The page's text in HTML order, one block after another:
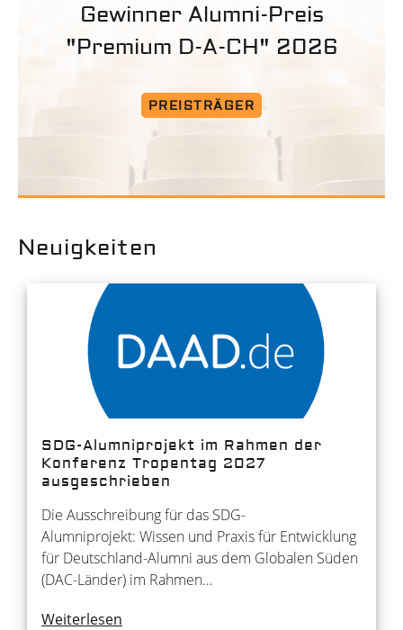
Gewinner Alumni-Preis
"Premium D-A-CH" 2026
PREISTRÄGER
Neuigkeiten
SDG-Alumniprojekt im Rahmen der
Konferenz Tropentag 2027
ausgeschrieben
Die Ausschreibung für das SDG-
Alumniprojekt: Wissen und Praxis für Entwicklung
für Deutschland-Alumni aus dem Globalen Süden
(DAC-Länder) im Rahmen…
Weiterlesen